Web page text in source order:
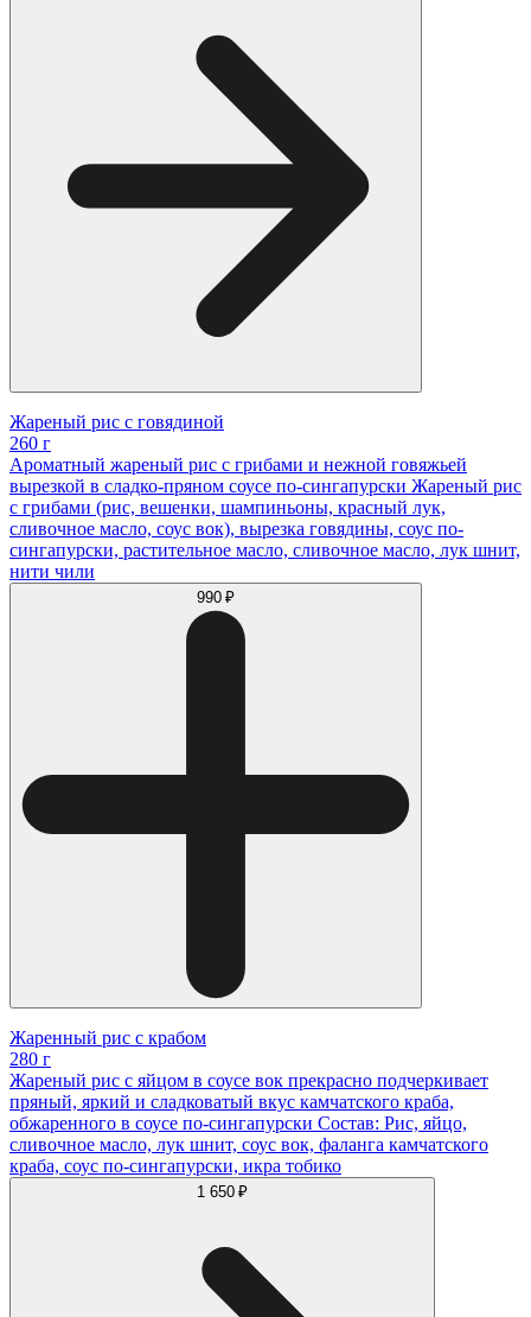
Жареный рис с говядиной
260 г
Ароматный жареный рис с грибами и нежной говяжьей
вырезкой в сладко-пряном соусе по-сингапурски Жареный рис
с грибами (рис, вешенки, шампиньоны, красный лук,
сливочное масло, соус вок), вырезка говядины, соус по-
сингапурски, растительное масло, сливочное масло, лук шнит,
нити чили
990 ₽
Жаренный рис с крабом
280 г
Жареный рис с яйцом в соусе вок прекрасно подчеркивает
пряный, яркий и сладковатый вкус камчатского краба,
обжаренного в соусе по-сингапурски Состав: Рис, яйцо,
сливочное масло, лук шнит, соус вок, фаланга камчатского
краба, соус по-сингапурски, икра тобико
1 650 ₽